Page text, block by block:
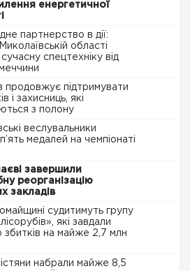
енергетичної
партнерство в дії:
області
спецтехніку від
продовжує підтримувати
і захисниць, які
з полону
веслувальники
медалей на чемпіонаті
завершили
реорганізацію
закладів
судитимуть групу
які завдали
збитків на майже 2,7 млн
набрали майже 8,5